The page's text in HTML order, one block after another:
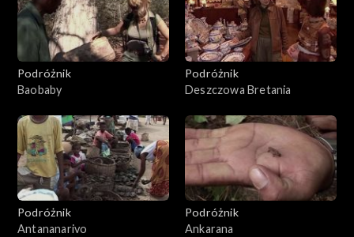
Podróżnik
Baobaby
Podróżnik
Deszczowa Bretania
Podróżnik
Antananarivo
Podróżnik
Ankarana